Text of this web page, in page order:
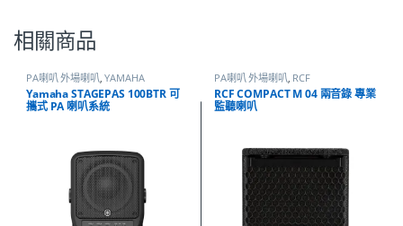
相關商品
PA喇叭 外場喇叭,YAMAHA
Yamaha STAGEPAS 100BTR 可
攜式 PA 喇叭系統
PA喇叭 外場喇叭, RCF
RCF COMPACT M 04 兩音錄 專業
監聽喇叭